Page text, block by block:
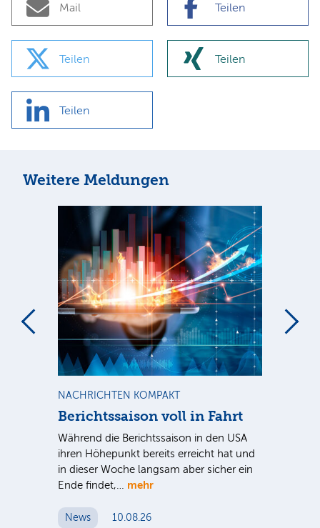
Mail Teilen
Teilen Teilen
Teilen
Weitere Meldungen
NACHRICHTEN KOMPAKT
Berichtssaison voll in Fahrt
Während die Berichtssaison in den USA
ihren Höhepunkt bereits erreicht hat und
in dieser Woche langsam aber sicher ein
Ende findet,… mehr
News 10.08.26